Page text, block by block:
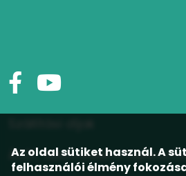
ÁSZF, adatvédelmi
Az oldal sütiket használ. A
felhasználói élmény